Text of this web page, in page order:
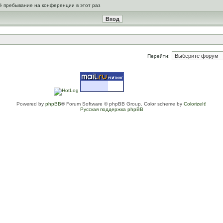
пребывание на конференции в этот раз
Перейти:
Powered by phpBB® Forum Software © phpBB Group. Color scheme by ColorizeIt!
Русская поддержка phpBB